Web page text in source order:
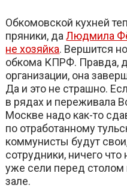
Обкомовской кухней
пряники, даЛюдмила
не хозяйка. Вершится
обкома КПРФ. Правда,
организации, она
Да и это не страшно.
в рядах и переживала
Москве надо как-то
по отработанному
коммунисты будут
сотрудники, ничего
уже сели перед столом
зале.